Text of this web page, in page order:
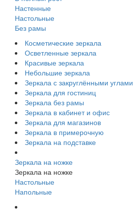
Настенные
Настольные
Без рамы
Косметические зеркала
Осветленные зеркала
Красивые зеркала
Небольшие зеркала
Зеркала с закруглёнными углами
Зеркала для гостиниц
Зеркала без рамы
Зеркала в кабинет и офис
Зеркала для магазинов
Зеркала в примерочную
Зеркала на подставке
Зеркала на ножке
Зеркала на ножке
Настольные
Напольные